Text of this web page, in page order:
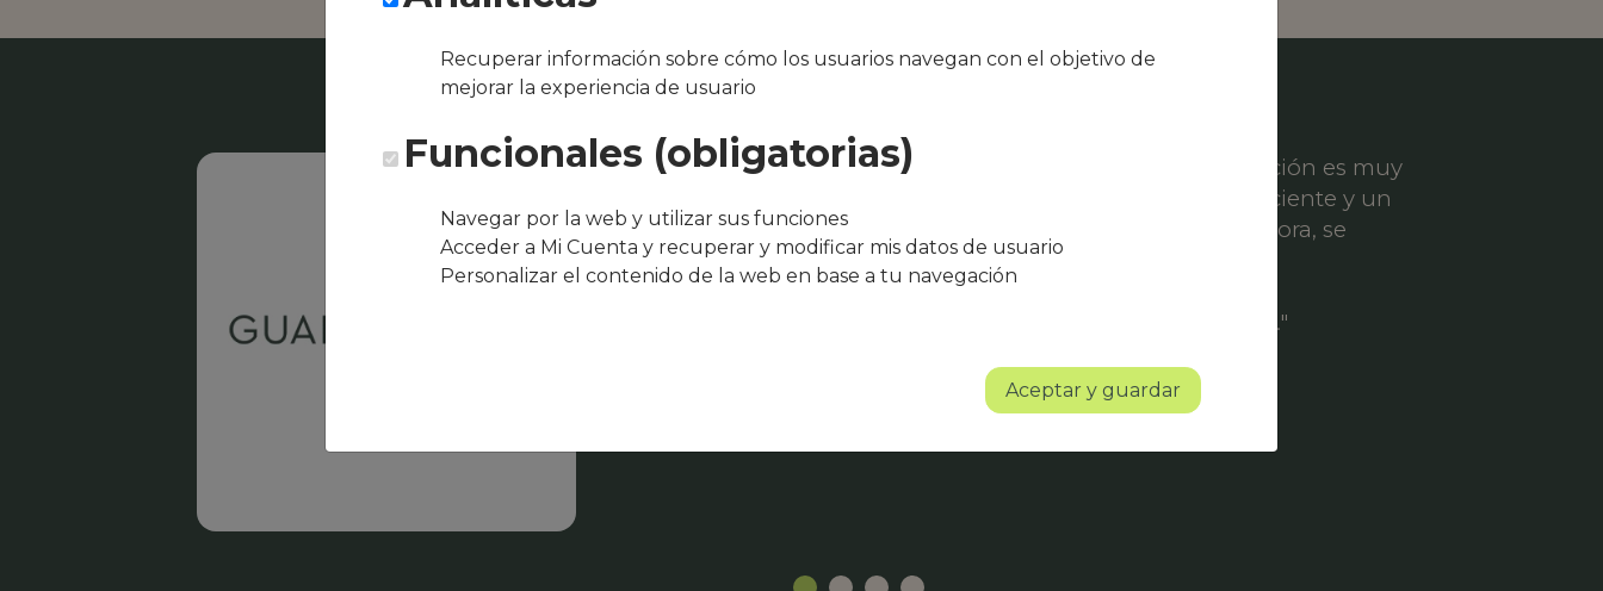
"Después de varios meses con el servicio, el nivel de satisfacción es muy
bueno. El equipo de Que Cocine Peter ofrece un servicio eficiente y un
trato excelente, siempre atentos a cualquier solicitud de mejora, se
agradece su entusiasmo, dedicación y profesionalidad.
Sin lugar a dudas se trata de un proyecto con mucho futuro."
Albert Torné - HR Manager Guarro Casas
Recuperar información sobre cómo los usuarios navegan con el objetivo de
mejorar la experiencia de usuario
Funcionales (obligatorias)
Navegar por la web y utilizar sus funciones
Acceder a Mi Cuenta y recuperar y modificar mis datos de usuario
Personalizar el contenido de la web en base a tu navegación
Aceptar y guardar